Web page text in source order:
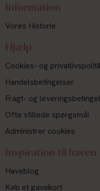
Information
Vores Historie
Hjælp
Cookies- og
Handelsbetingelser
Fragt- og
Ofte stillede spørgsmål
Administrer cookies
Inspiration til haven
Haveblog
Køb et gavekort